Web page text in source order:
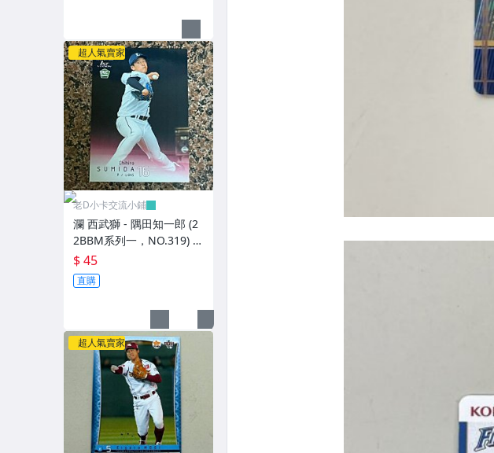
超人氣賣家
老D小卡交流小鋪
瀾 西武獅 - 隅田知一郎 (2
2BBM系列一，NO.319) R
C新人卡
$ 45
直購
超人氣賣家